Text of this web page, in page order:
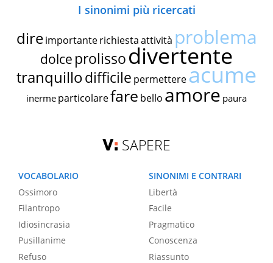
I sinonimi più ricercati
dire importante richiestaattività problema
dolce prolissodivertente
tranquillodifficile permettereacume
inerme particolarefare bello amore paura
SAPERE
VOCABOLARIO
Ossimoro
Filantropo
Idiosincrasia
Pusillanime
Refuso
SINONIMI E CONTRARI
Libertà
Facile
Pragmatico
Conoscenza
Riassunto